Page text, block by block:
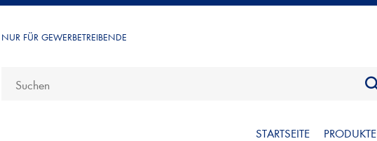
NUR FÜR GEWERBETREIBENDE
STARTSEITE PRODUKTE